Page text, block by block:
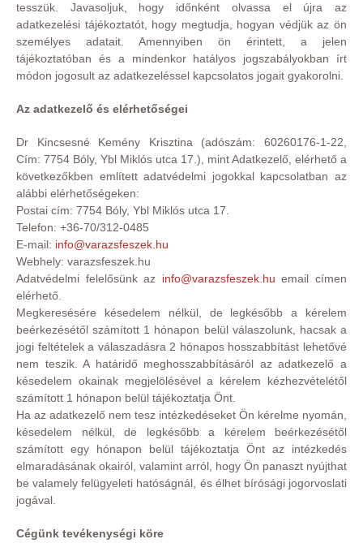
tesszük. Javasoljuk, hogy időnként olvassa el újra az
adatkezelési tájékoztatót, hogy megtudja, hogyan védjük az ön
személyes adatait. Amennyiben ön érintett, a jelen
tájékoztatóban és a mindenkor hatályos jogszabályokban írt
módon jogosult az adatkezeléssel kapcsolatos jogait gyakorolni.
Az adatkezelő és elérhetőségei
Dr Kincsesné Kemény Krisztina (adószám: 60260176-1-22,
Cím: 7754 Bóly, Ybl Miklós utca 17.), mint Adatkezelő, elérhető a
következőkben említett adatvédelmi jogokkal kapcsolatban az
alábbi elérhetőségeken:
Postai cím: 7754 Bóly, Ybl Miklós utca 17.
Telefon: +36-70/312-0485
E-mail: info@varazsfeszek.hu
Webhely: varazsfeszek.hu
Adatvédelmi felelősünk az info@varazsfeszek.hu email címen
elérhető.
Megkeresésére késedelem nélkül, de legkésőbb a kérelem
beérkezésétől számított 1 hónapon belül válaszolunk, hacsak a
jogi feltételek a válaszadásra 2 hónapos hosszabbítást lehetővé
nem teszik. A határidő meghosszabbításáról az adatkezelő a
késedelem okainak megjelölésével a kérelem kézhezvételétől
számított 1 hónapon belül tájékoztatja Önt.
Ha az adatkezelő nem tesz intézkedéseket Ön kérelme nyomán,
késedelem nélkül, de legkésőbb a kérelem beérkezésétől
számított egy hónapon belül tájékoztatja Önt az intézkedés
elmaradásának okairól, valamint arról, hogy Ön panaszt nyújthat
be valamely felügyeleti hatóságnál, és élhet bírósági jogorvoslati
jogával.
Cégünk tevékenységi köre